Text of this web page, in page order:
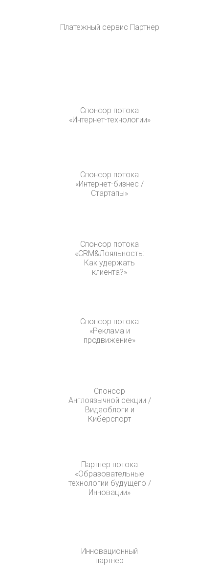
Платежный сервис Партнер
Спонсор потока
«Интернет-технологии»
Спонсор потока
«Интернет-бизнес /
Стартапы»
Спонсор потока
«CRM&Лояльность:
Как удержать
клиента?»
Спонсор потока
«Реклама и
продвижение»
Спонсор
Англоязычной секции /
Видеоблоги и
Киберспорт
Партнер потока
«Образовательные
технологии будущего /
Инновации»
Инновационный
партнер